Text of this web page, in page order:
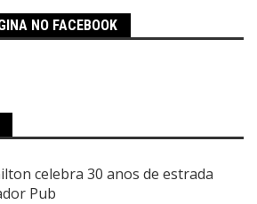
NO FACEBOOK
celebra 30 anos de estrada
Pub